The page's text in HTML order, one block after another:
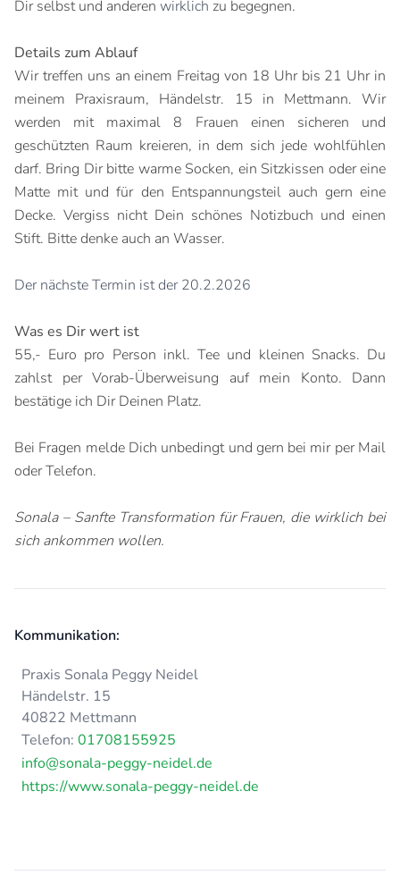
Dir selbst und anderen wirklich zu begegnen.
Details zum Ablauf
Wir treffen uns an einem Freitag von 18 Uhr bis 21 Uhr in
meinem Praxisraum, Händelstr. 15 in Mettmann. Wir
werden mit maximal 8 Frauen einen sicheren und
geschützten Raum kreieren, in dem sich jede wohlfühlen
darf. Bring Dir bitte warme Socken, ein Sitzkissen oder eine
Matte mit und für den Entspannungsteil auch gern eine
Decke. Vergiss nicht Dein schönes Notizbuch und einen
Stift. Bitte denke auch an Wasser.
Der nächste Termin ist der 20.2.2026
Was es Dir wert ist
55,- Euro pro Person inkl. Tee und kleinen Snacks. Du
zahlst per Vorab-Überweisung auf mein Konto. Dann
bestätige ich Dir Deinen Platz.
Bei Fragen melde Dich unbedingt und gern bei mir per Mail
oder Telefon.
Sonala – Sanfte Transformation für Frauen, die wirklich bei
sich ankommen wollen.
Kommunikation:
Praxis Sonala Peggy Neidel
Händelstr. 15
40822 Mettmann
Telefon: 01708155925
info@sonala-peggy-neidel.de
https://www.sonala-peggy-neidel.de